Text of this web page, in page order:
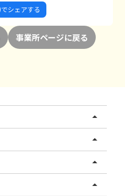
でシェアする
事業所ページに戻る
arrow_drop_up
arrow_drop_up
arrow_drop_up
arrow_drop_up